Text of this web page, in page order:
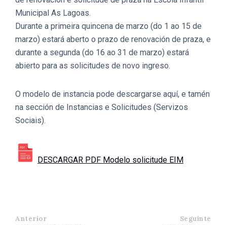
Municipal As Lagoas.
Durante a primeira quincena de marzo (do 1 ao 15 de
marzo) estará aberto o prazo de renovación de praza, e
durante a segunda (do 16 ao 31 de marzo) estará
abierto para as solicitudes de novo ingreso.
O modelo de instancia pode descargarse aquí, e tamén
na sección de Instancias e Solicitudes (Servizos
Sociais).
DESCARGAR PDF Modelo solicitude EIM
Anterior Seguinte